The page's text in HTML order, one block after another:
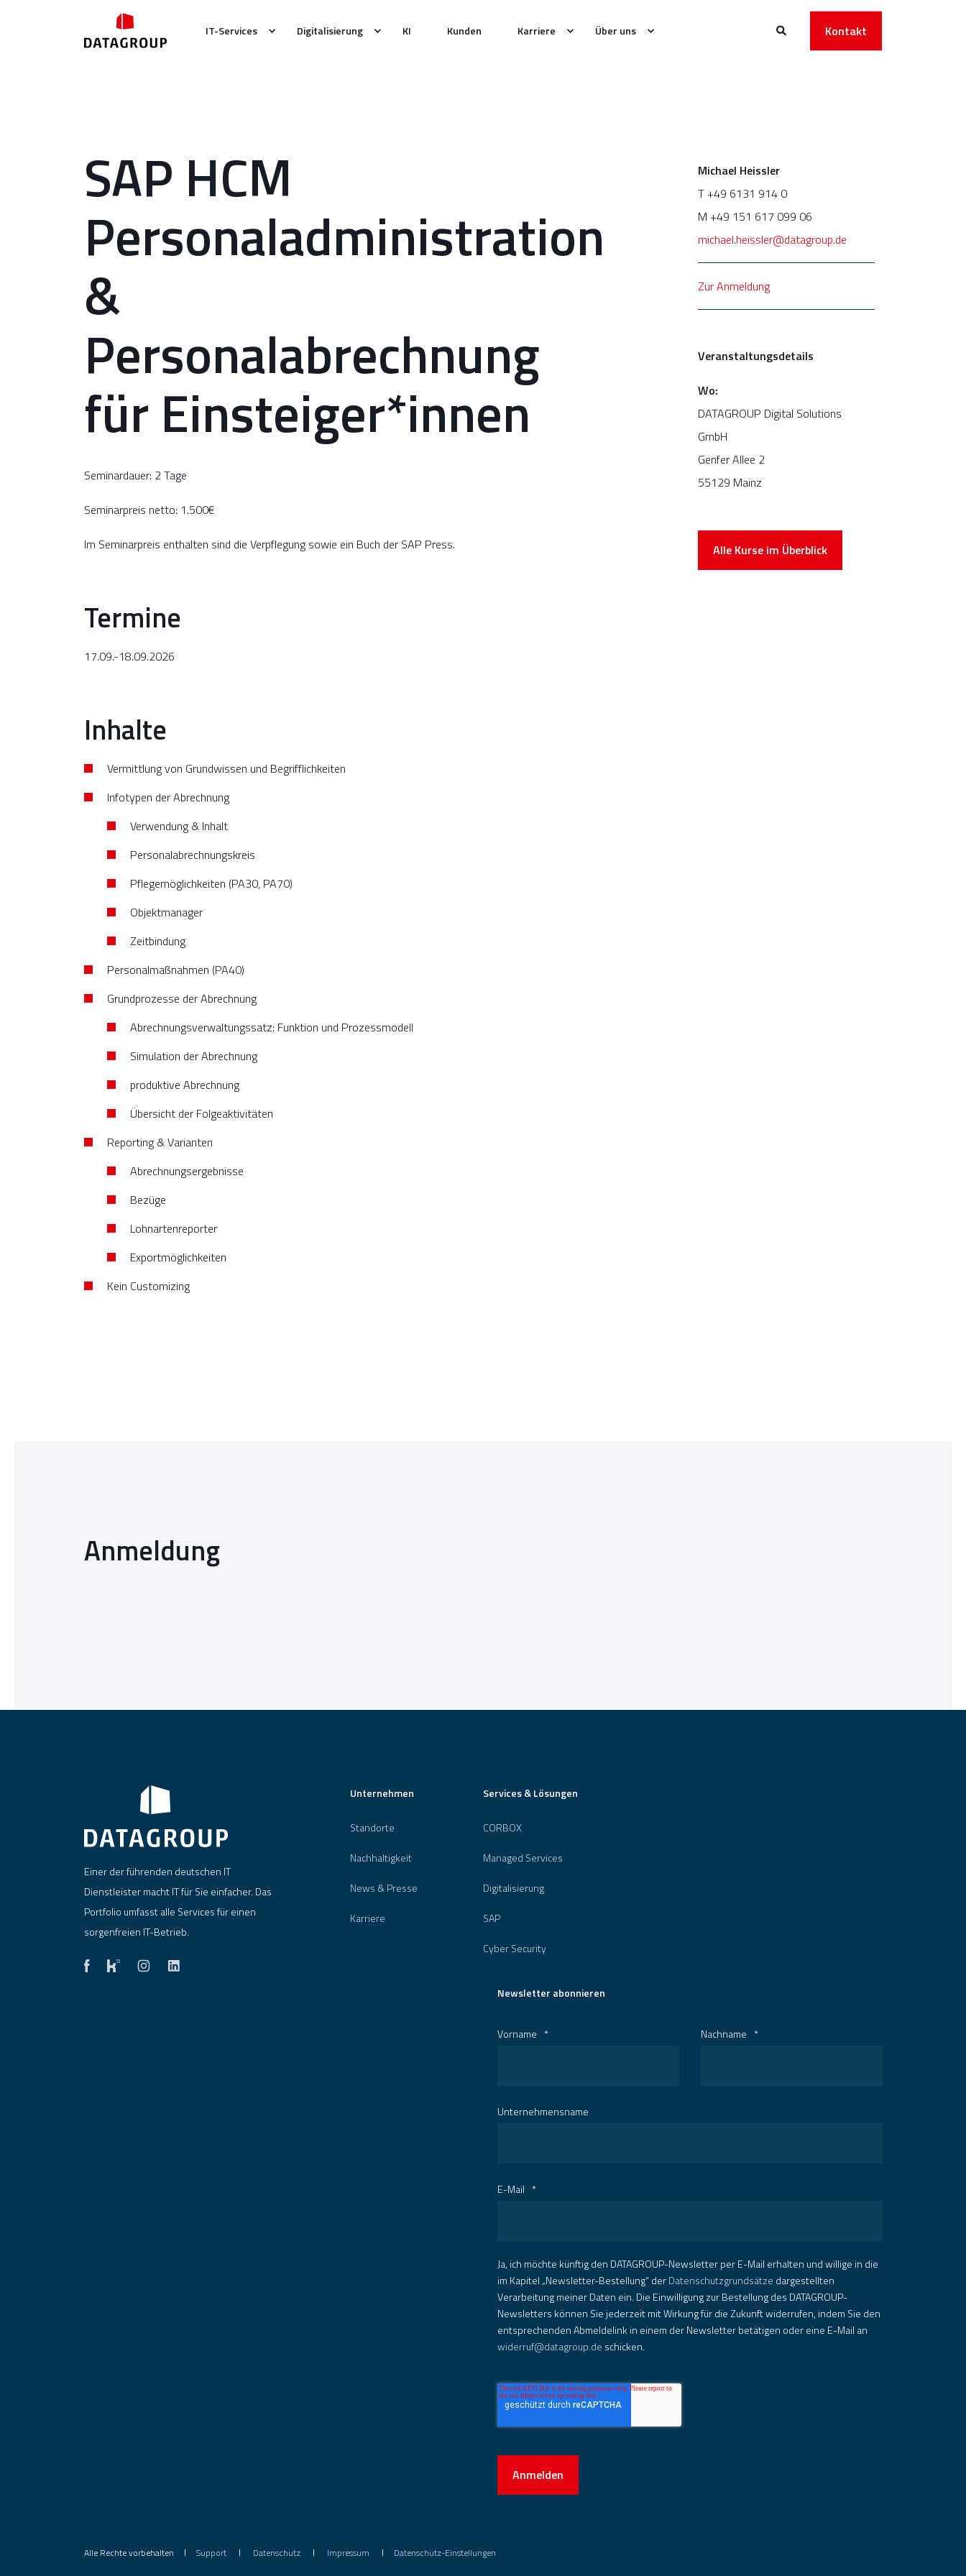
IT-Services Digitalisierung KI Kunden Karriere Über uns Kontakt
SAP HCM
Personaladministration
&
Personalabrechnung
für Einsteiger*innen
Seminardauer: 2 Tage
Seminarpreis netto: 1.500€
Im Seminarpreis enthalten sind die Verpflegung sowie ein Buch der SAP Press.
Termine
17.09.-18.09.2026
Inhalte
Vermittlung von Grundwissen und Begrifflichkeiten
Infotypen der Abrechnung
Verwendung & Inhalt
Personalabrechnungskreis
Pflegemöglichkeiten (PA30, PA70)
Objektmanager
Zeitbindung
Personalmaßnahmen (PA40)
Grundprozesse der Abrechnung
Abrechnungsverwaltungssatz: Funktion und Prozessmodell
Simulation der Abrechnung
produktive Abrechnung
Übersicht der Folgeaktivitäten
Reporting & Varianten
Abrechnungsergebnisse
Bezüge
Lohnartenreporter
Exportmöglichkeiten
Kein Customizing
Michael Heissler
T +49 6131 914 0
M +49 151 617 099 06
michael.heissler@datagroup.de
Zur Anmeldung
Veranstaltungsdetails
Wo:
DATAGROUP Digital Solutions
GmbH
Genfer Allee 2
55129 Mainz
Alle Kurse im Überblick
Anmeldung
Einer der führenden deutschen IT
Dienstleister macht IT für Sie einfacher. Das
Portfolio umfasst alle Services für einen
sorgenfreien IT-Betrieb.
Unternehmen
Standorte
Nachhaltigkeit
News & Presse
Karriere
Services & Lösungen
CORBOX
Managed Services
Digitalisierung
SAP
Cyber Security
Newsletter abonnieren
Vorname * Nachname *
Unternehmensname
E-Mail *
Ja, ich möchte künftig den DATAGROUP-Newsletter per E-Mail erhalten und willige in die
im Kapitel „Newsletter-Bestellung“ derDatenschutzgrundsätze dargestellten
Verarbeitung meiner Daten ein. Die Einwilligung zur Bestellung des DATAGROUP-
Newsletters können Sie jederzeit mit Wirkung für die Zukunft widerrufen, indem Sie den
entsprechenden Abmeldelink in einem der Newsletter betätigen oder eine E-Mail an
widerruf@datagroup.de schicken.
Anmelden
Alle Rechte vorbehalten Support Datenschutz Impressum Datenschutz-Einstellungen